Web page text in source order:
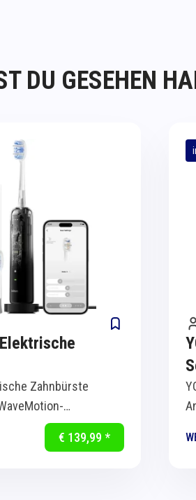
DU GESEHEN
Zahnbürste
Sensorik für
€ 139,99 *